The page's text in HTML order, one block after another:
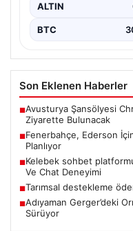
ALTIN
BTC
Son Eklenen Haberler
■Avusturya Şansölyesi
Ziyarette Bulunacak
■Fenerbahçe, Ederson
Planlıyor
■Kelebek sohbet
Ve Chat Deneyimi
■Tarımsal destekleme
■Adıyaman Gerger’deki
Sürüyor